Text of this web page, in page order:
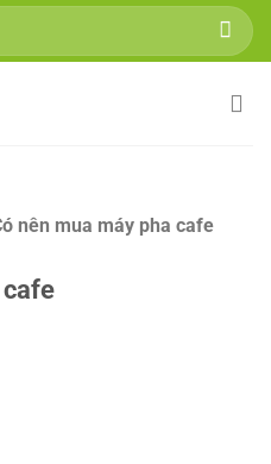
nên mua máy pha cafe
cafe